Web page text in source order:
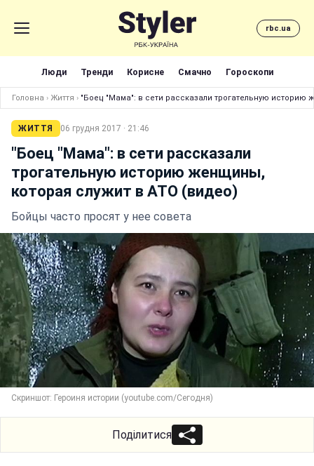
rbc.ua
Люди Тренди Корисне Смачно Гороскопи
Головна › Життя › "Боец "Мама": в сети рассказали трогательную историю
ЖИТТЯ 06 грудня 2017 · 21:46
"Боец "Мама": в сети рассказали
трогательную историю женщины,
которая служит в АТО (видео)
Бойцы часто просят у нее совета
Скриншот: Героиня истории (youtube.com/Сегодня)
Поділитися